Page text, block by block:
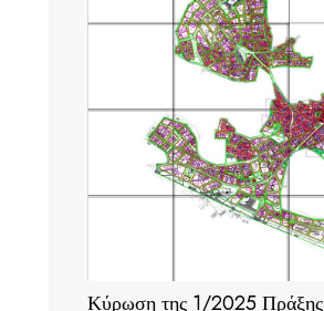
Κύρωση της 1/2025 Πράξης